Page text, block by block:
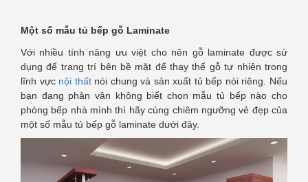
Một số mẫu tủ bếp gỗ Laminate
Với nhiều tính năng ưu việt cho nên gỗ laminate được sử
dụng để trang trí bên bề mặt để thay thế gỗ tự nhiên trong
lĩnh vực nội thấtnói chung và sản xuất tủ bếp nói riêng. Nếu
bạn đang phân vân không biết chọn mẫu tủ bếp nào cho
phòng bếp nhà mình thì hãy cùng chiêm ngưỡng vẻ đẹp của
một số mẫu tủ bếp gỗ laminate dưới đây.